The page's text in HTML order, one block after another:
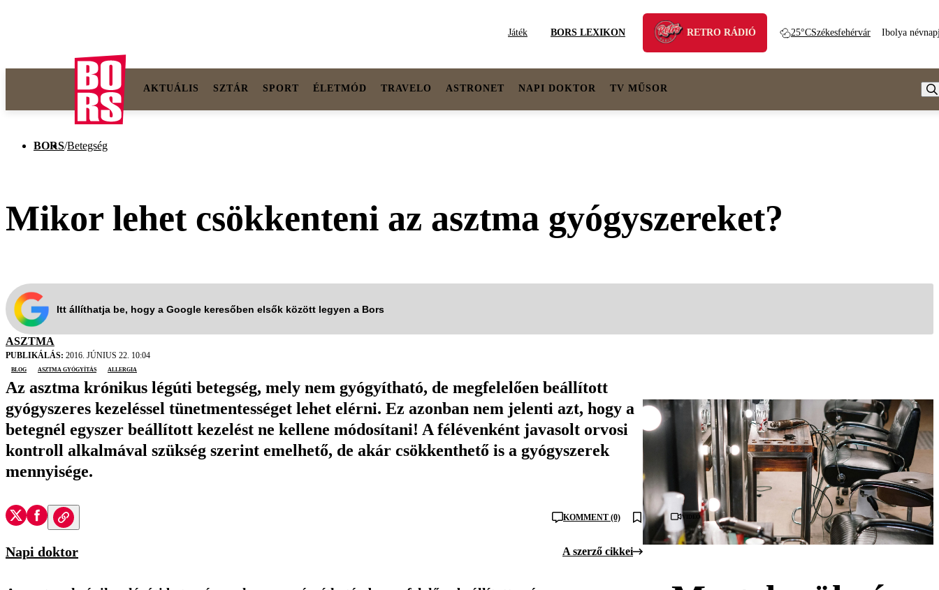
Játék BORS LEXIKON RETRO RÁDIÓ 25°CSzékesfehérvár Ibolya
AKTUÁLIS SZTÁR SPORT ÉLETMÓD TRAVELO ASTRONET NAPI DOKTOR TV MŰSOR
BORS/Betegség
Mikor lehet csökkenteni az asztma gyógyszereket?
Itt állíthatja be, hogy a Google keresőben elsők között legyen a Bors
ASZTMA
PUBLIKÁLÁS: 2016. JÚNIUS 22. 10:04
blog
asztma gyógyítás Allergia
Az asztma krónikus légúti betegség, mely nem gyógyítható, de megfelelően beállított
gyógyszeres kezeléssel tünetmentességet lehet elérni. Ez azonban nem jelenti azt, hogy a
betegnél egyszer beállított kezelést ne kellene módosítani! A félévenként javasolt orvosi
kontroll alkalmával szükség szerint emelhető, de akár csökkenthető is a gyógyszerek
mennyisége.
KOMMENT (0)
Napi doktor A szerző cikkei
Videó